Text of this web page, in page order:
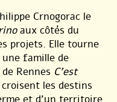
Crnogorac le
aux côtés du
projets. Elle tourne
famille de
Rennes C’est
les destins
et d’un territoire.